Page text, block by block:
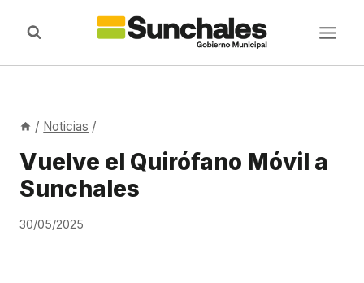
/ Noticias /
Vuelve el Quirófano Móvil a
Sunchales
30/05/2025